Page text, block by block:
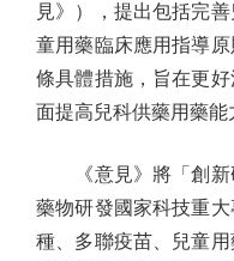
見》），提出包括完
童用藥臨床應用指導
條具體措施，旨在更
面提高兒科供藥用藥能
《意見》將「創新
藥物研發國家科技重
種、多聯疫苗、兒童